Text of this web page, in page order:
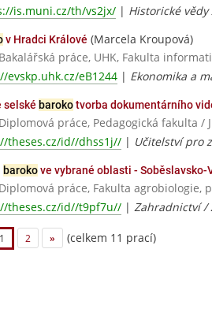
is.muni.cz/th/vs2jx/ | Historické
v Hradci Králové (Marcela Kroupová)
práce, UHK, Fakulta
evskp.uhk.cz/eB1244 | Ekonomika a
selské barokotvorba dokumentárního
práce, Pedagogická fakulta /
theses.cz/id//dhss1j// | Učitelství pro
barokove vybrané oblasti - Soběslavsko-
práce, Fakulta
theses.cz/id//t9pf7u// | Zahradnictví /
1 2 » (celkem 11 prací)